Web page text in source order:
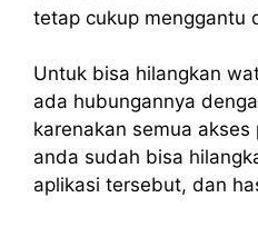
tetap cukup menggantu
Untuk bisa hilangkan
ada hubungannya
karenakan semua
anda sudah bisa
aplikasi tersebut, dan